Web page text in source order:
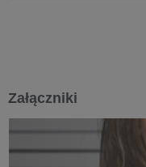
Załączniki